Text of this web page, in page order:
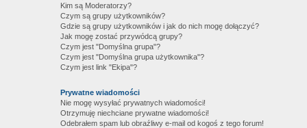
Kim są Moderatorzy?
Czym są grupy użytkowników?
Gdzie są grupy użytkowników i jak do nich mogę dołączyć?
Jak mogę zostać przywódcą grupy?
Czym jest "Domyślna grupa"?
Czym jest "Domyślna grupa użytkownika"?
Czym jest link "Ekipa"?
Prywatne wiadomości
Nie mogę wysyłać prywatnych wiadomości!
Otrzymuję niechciane prywatne wiadomości!
Odebrałem spam lub obraźliwy e-mail od kogoś z tego forum!